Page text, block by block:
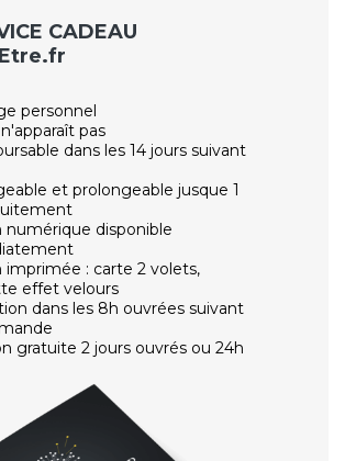
CADEAU
personnel
pas
dans les 14 jours suivant
et prolongeable jusque 1
numérique disponible
imprimée : carte 2 volets,
effet velours
dans les 8h ouvrées suivant
gratuite 2 jours ouvrés ou 24h